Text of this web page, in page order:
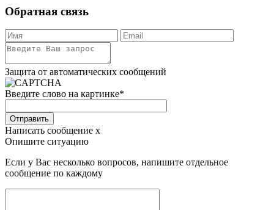
Обратная связь
Защита от автоматических сообщений
Введите слово на картинке*
Отправить
Написать сообщение x
Опишите ситуацию
Если у Вас несколько вопросов, напишите отдельное
сообщение по каждому